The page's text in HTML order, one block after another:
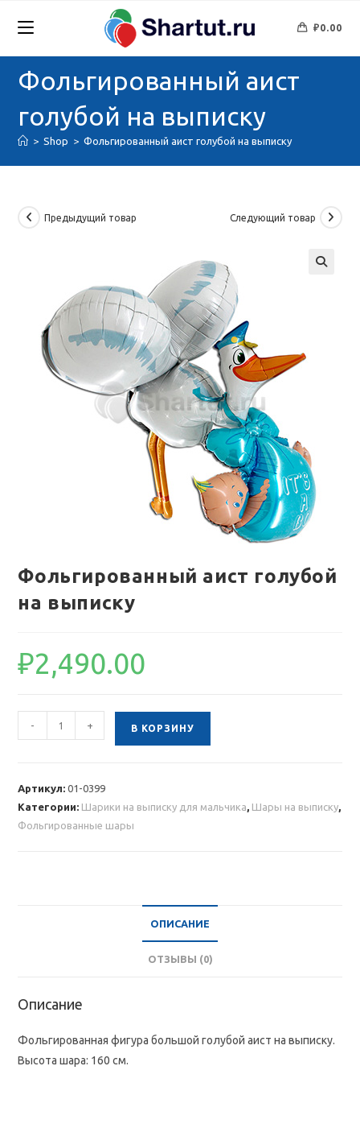
₽0.00
Фольгированный аист
голубой на выписку
> Shop > Фольгированный аист голубой на выписку
Предыдущий товар Следующий товар
Фольгированный аист голубой
на выписку
₽2,490.00
Количество
товара
на
- + В КОРЗИНУ
Артикул:01-0399
Категории: Шарики на выписку для мальчика, Шары на выписку,
Фольгированные шары
ОПИСАНИЕ
ОТЗЫВЫ (0)
Описание
Фольгированная фигура большой голубой аист на выписку.
Высота шара: 160 см.